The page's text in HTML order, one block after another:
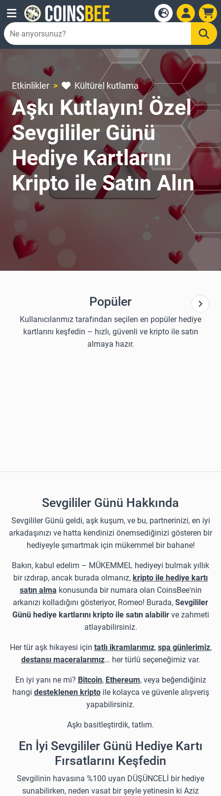
Etkinlikler Kültürel kutlama
Aşkı Kutlayın! Özel
Sevgililer Günü
Hediye Kartlarını
Kripto ile Satın Alın
Popüler
Kullanıcılarımız tarafından seçilen en popüler hediye
kartlarını keşfedin – hızlı, güvenli ve kripto ile satın
almaya hazır.
Sevgililer Günü Hakkında
Sevgililer Günü geldi, aşk kuşum, ve bu, partnerinizi, en iyi
arkadaşınızı ve hatta kendinizi önemsediğinizi gösteren bir
hediyeyle şımartmak için mükemmel bir bahane!
Bakın, kabul edelim – MÜKEMMEL hediyeyi bulmak yıllık
bir ızdırap, ancak burada olmanız, kripto ile hediye kartı
satın alma konusunda bir numara olan CoinsBee'nin
arkanızı kolladığını gösteriyor, Romeo! Burada, Sevgililer
Günü hediye kartlarını kripto ile satın alabilirve zahmeti
atlayabilirsiniz.
Her tür aşk hikayesi için tatlı ikramlarımız, spa günlerimiz,
destansı maceralarımız… her türlü seçeneğimiz var.
En iyi yanı ne mi? Bitcoin, Ethereum, veya beğendiğiniz
hangi desteklenen kriptoile kolayca ve güvenle alışveriş
yapabilirsiniz.
Aşkı basitleştirdik, tatlım.
En İyi Sevgililer Günü Hediye Kartı
Fırsatlarını Keşfedin
Sevgilinin havasına %100 uyan DÜŞÜNCELİ bir hediye
sunabilirken, neden vasat bir şeyle yetinesin ki Aziz